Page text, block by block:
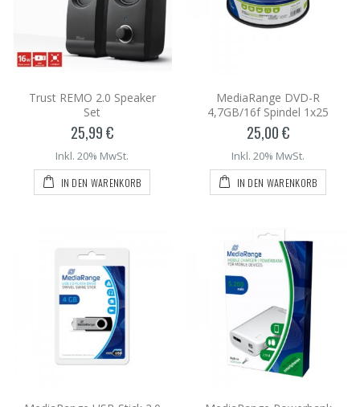
Trust REMO 2.0 Speaker
Set
25,99 €
Inkl. 20% MwSt.
IN DEN WARENKORB
MediaRange DVD-R
4,7GB/16f Spindel 1x25
25,00 €
Inkl. 20% MwSt.
IN DEN WARENKORB